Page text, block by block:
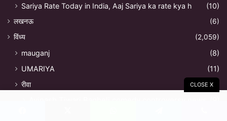
Sariya Rate Today in India, Aaj Sariya ka rate kya h (10)
लखनऊ
(6)
विंध्य
(2,059)
mauganj
(8)
UMARIYA
(11)
रीवा
(1,446)
CLOSE X